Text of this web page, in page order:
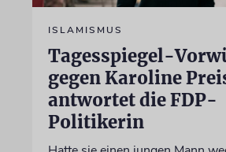
ISLAMISMUS
Tagesspiegel-
gegen Karoline
antwortet die FDP-
Politikerin